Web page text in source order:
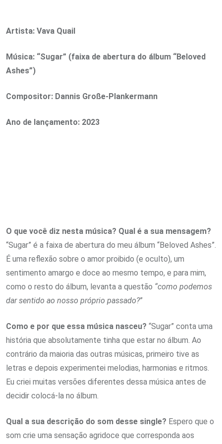
Artista: Vava Quail
Música: “Sugar” (faixa de abertura do álbum “Beloved
Ashes”)
Compositor: Dannis Große-Plankermann
Ano de lançamento: 2023
O que você diz nesta música? Qual é a sua mensagem?
“Sugar” é a faixa de abertura do meu álbum “Beloved Ashes”.
É uma reflexão sobre o amor proibido (e oculto), um
sentimento amargo e doce ao mesmo tempo, e para mim,
como o resto do álbum, levanta a questão “como podemos
dar sentido ao nosso próprio passado?”
Como e por que essa música nasceu? “Sugar” conta uma
história que absolutamente tinha que estar no álbum. Ao
contrário da maioria das outras músicas, primeiro tive as
letras e depois experimentei melodias, harmonias e ritmos.
Eu criei muitas versões diferentes dessa música antes de
decidir colocá-la no álbum.
Qual a sua descrição do som desse single? Espero que o
som crie uma sensação agridoce que corresponda aos